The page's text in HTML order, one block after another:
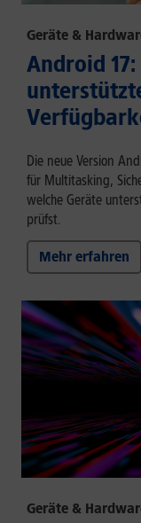
Geräte &
Android
Die neue Version
für Multitasking,
welche Geräte
prüfst.
Mehr erfahren
Geräte &